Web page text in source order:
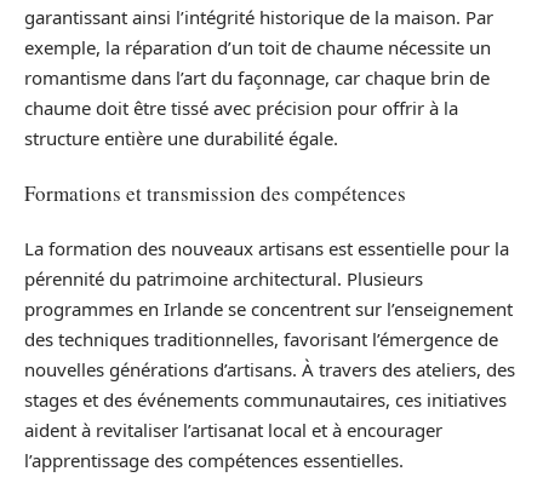
garantissant ainsi l’intégrité historique de la maison. Par
exemple, la réparation d’un toit de chaume nécessite un
romantisme dans l’art du façonnage, car chaque brin de
chaume doit être tissé avec précision pour offrir à la
structure entière une durabilité égale.
Formations et transmission des compétences
La formation des nouveaux artisans est essentielle pour la
pérennité du patrimoine architectural. Plusieurs
programmes en Irlande se concentrent sur l’enseignement
des techniques traditionnelles, favorisant l’émergence de
nouvelles générations d’artisans. À travers des ateliers, des
stages et des événements communautaires, ces initiatives
aident à revitaliser l’artisanat local et à encourager
l’apprentissage des compétences essentielles.